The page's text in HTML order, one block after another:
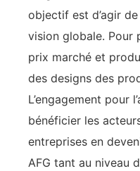
objectif est d’agir
vision globale. Pour
prix marché et
des designs des
L’engagement pour
bénéficier les
entreprises en
AFG tant au niveau